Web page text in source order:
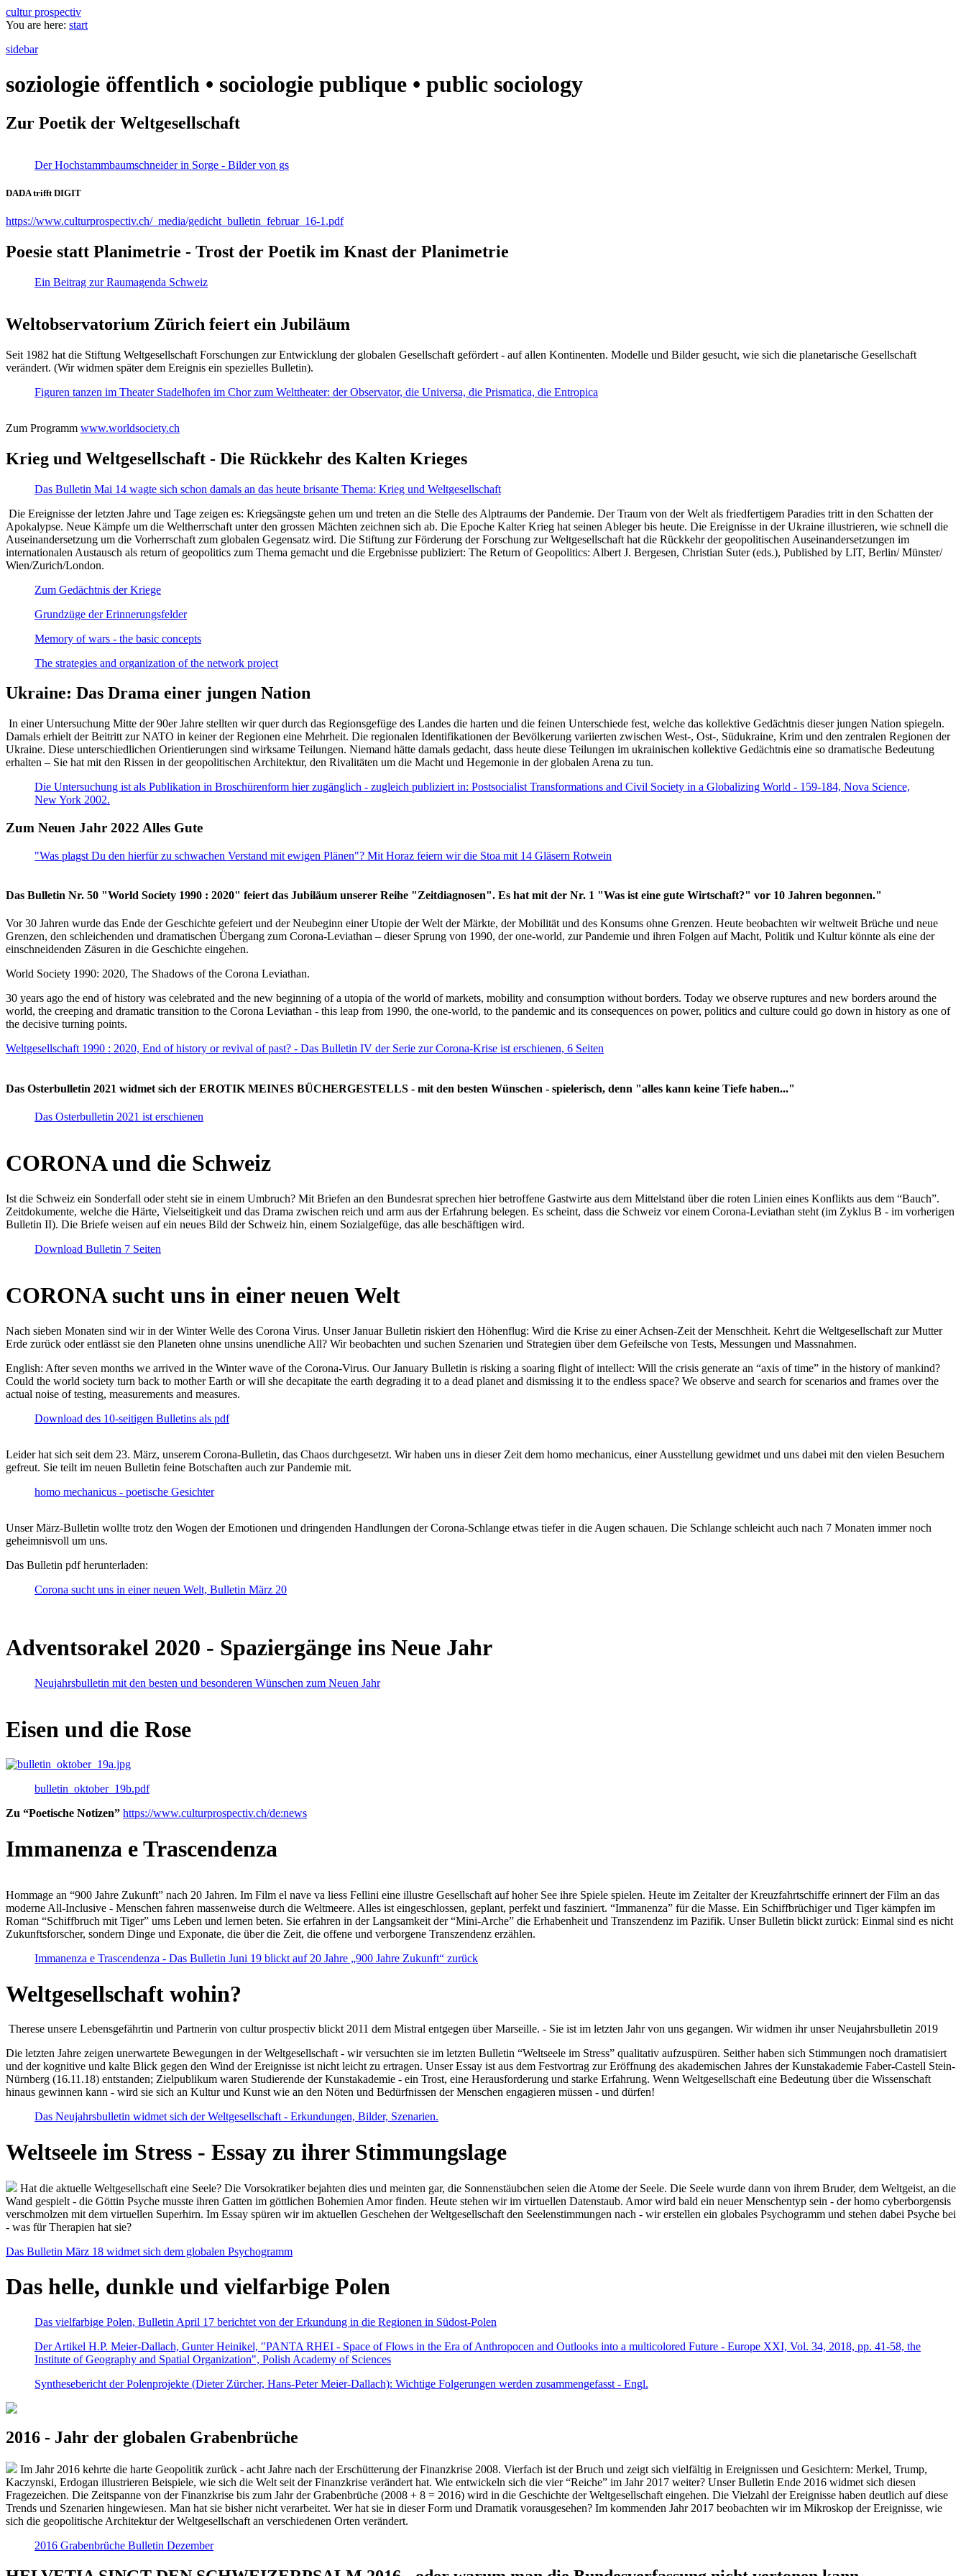
cultur prospectiv
You are here: start
sidebar
soziologie öffentlich • sociologie publique • public sociology
Zur Poetik der Weltgesellschaft
Der Hochstammbaumschneider in Sorge - Bilder von gs
DADA trifft DIGIT
https://www.culturprospectiv.ch/_media/gedicht_bulletin_februar_16-1.pdf
Poesie statt Planimetrie - Trost der Poetik im Knast der Planimetrie
Ein Beitrag zur Raumagenda Schweiz
Weltobservatorium Zürich feiert ein Jubiläum
Seit 1982 hat die Stiftung Weltgesellschaft Forschungen zur Entwicklung der globalen Gesellschaft gefördert - auf allen Kontinenten. Modelle und Bilder gesucht, wie sich die planetarische Gesellschaft
verändert. (Wir widmen später dem Ereignis ein spezielles Bulletin).
Figuren tanzen im Theater Stadelhofen im Chor zum Welttheater: der Observator, die Universa, die Prismatica, die Entropica
Zum Programm www.worldsociety.ch
Krieg und Weltgesellschaft - Die Rückkehr des Kalten Krieges
Das Bulletin Mai 14 wagte sich schon damals an das heute brisante Thema: Krieg und Weltgesellschaft
Die Ereignisse der letzten Jahre und Tage zeigen es: Kriegsängste gehen um und treten an die Stelle des Alptraums der Pandemie. Der Traum von der Welt als friedfertigem Paradies tritt in den Schatten der
Apokalypse. Neue Kämpfe um die Weltherrschaft unter den grossen Mächten zeichnen sich ab. Die Epoche Kalter Krieg hat seinen Ableger bis heute. Die Ereignisse in der Ukraine illustrieren, wie schnell die
Auseinandersetzung um die Vorherrschaft zum globalen Gegensatz wird. Die Stiftung zur Förderung der Forschung zur Weltgesellschaft hat die Rückkehr der geopolitischen Auseinandersetzungen im
internationalen Austausch als return of geopolitics zum Thema gemacht und die Ergebnisse publiziert: The Return of Geopolitics: Albert J. Bergesen, Christian Suter (eds.), Published by LIT, Berlin/ Münster/
Wien/Zurich/London.
Zum Gedächtnis der Kriege
Grundzüge der Erinnerungsfelder
Memory of wars - the basic concepts
The strategies and organization of the network project
Ukraine: Das Drama einer jungen Nation
In einer Untersuchung Mitte der 90er Jahre stellten wir quer durch das Regionsgefüge des Landes die harten und die feinen Unterschiede fest, welche das kollektive Gedächtnis dieser jungen Nation spiegeln.
Damals erhielt der Beitritt zur NATO in keiner der Regionen eine Mehrheit. Die regionalen Identifikationen der Bevölkerung variierten zwischen West-, Ost-, Südukraine, Krim und den zentralen Regionen der
Ukraine. Diese unterschiedlichen Orientierungen sind wirksame Teilungen. Niemand hätte damals gedacht, dass heute diese Teilungen im ukrainischen kollektive Gedächtnis eine so dramatische Bedeutung
erhalten – Sie hat mit den Rissen in der geopolitischen Architektur, den Rivalitäten um die Macht und Hegemonie in der globalen Arena zu tun.
Die Untersuchung ist als Publikation in Broschürenform hier zugänglich - zugleich publiziert in: Postsocialist Transformations and Civil Society in a Globalizing World - 159-184, Nova Science,
New York 2002.
Zum Neuen Jahr 2022 Alles Gute
"Was plagst Du den hierfür zu schwachen Verstand mit ewigen Plänen"? Mit Horaz feiern wir die Stoa mit 14 Gläsern Rotwein
Das Bulletin Nr. 50 "World Society 1990 : 2020" feiert das Jubiläum unserer Reihe "Zeitdiagnosen". Es hat mit der Nr. 1 "Was ist eine gute Wirtschaft?" vor 10 Jahren begonnen."
Vor 30 Jahren wurde das Ende der Geschichte gefeiert und der Neubeginn einer Utopie der Welt der Märkte, der Mobilität und des Konsums ohne Grenzen. Heute beobachten wir weltweit Brüche und neue
Grenzen, den schleichenden und dramatischen Übergang zum Corona-Leviathan – dieser Sprung von 1990, der one-world, zur Pandemie und ihren Folgen auf Macht, Politik und Kultur könnte als eine der
einschneidenden Zäsuren in die Geschichte eingehen.
World Society 1990: 2020, The Shadows of the Corona Leviathan.
30 years ago the end of history was celebrated and the new beginning of a utopia of the world of markets, mobility and consumption without borders. Today we observe ruptures and new borders around the
world, the creeping and dramatic transition to the Corona Leviathan - this leap from 1990, the one-world, to the pandemic and its consequences on power, politics and culture could go down in history as one of
the decisive turning points.
Weltgesellschaft 1990 : 2020, End of history or revival of past? - Das Bulletin IV der Serie zur Corona-Krise ist erschienen, 6 Seiten
Das Osterbulletin 2021 widmet sich der EROTIK MEINES BÜCHERGESTELLS - mit den besten Wünschen - spielerisch, denn "alles kann keine Tiefe haben..."
Das Osterbulletin 2021 ist erschienen
CORONA und die Schweiz
Ist die Schweiz ein Sonderfall oder steht sie in einem Umbruch? Mit Briefen an den Bundesrat sprechen hier betroffene Gastwirte aus dem Mittelstand über die roten Linien eines Konflikts aus dem “Bauch”.
Zeitdokumente, welche die Härte, Vielseitigkeit und das Drama zwischen reich und arm aus der Erfahrung belegen. Es scheint, dass die Schweiz vor einem Corona-Leviathan steht (im Zyklus B - im vorherigen
Bulletin II). Die Briefe weisen auf ein neues Bild der Schweiz hin, einem Sozialgefüge, das alle beschäftigen wird.
Download Bulletin 7 Seiten
CORONA sucht uns in einer neuen Welt
Nach sieben Monaten sind wir in der Winter Welle des Corona Virus. Unser Januar Bulletin riskiert den Höhenflug: Wird die Krise zu einer Achsen-Zeit der Menschheit. Kehrt die Weltgesellschaft zur Mutter
Erde zurück oder entlässt sie den Planeten ohne unsins unendliche All? Wir beobachten und suchen Szenarien und Strategien über dem Gefeilsche von Tests, Messungen und Massnahmen.
English: After seven months we arrived in the Winter wave of the Corona-Virus. Our January Bulletin is risking a soaring flight of intellect: Will the crisis generate an “axis of time” in the history of mankind?
Could the world society turn back to mother Earth or will she decapitate the earth degrading it to a dead planet and dismissing it to the endless space? We observe and search for scenarios and frames over the
actual noise of testing, measurements and measures.
Download des 10-seitigen Bulletins als pdf
Leider hat sich seit dem 23. März, unserem Corona-Bulletin, das Chaos durchgesetzt. Wir haben uns in dieser Zeit dem homo mechanicus, einer Ausstellung gewidmet und uns dabei mit den vielen Besuchern
gefreut. Sie teilt im neuen Bulletin feine Botschaften auch zur Pandemie mit.
homo mechanicus - poetische Gesichter
Unser März-Bulletin wollte trotz den Wogen der Emotionen und dringenden Handlungen der Corona-Schlange etwas tiefer in die Augen schauen. Die Schlange schleicht auch nach 7 Monaten immer noch
geheimnisvoll um uns.
Das Bulletin pdf herunterladen:
Corona sucht uns in einer neuen Welt, Bulletin März 20
Adventsorakel 2020 - Spaziergänge ins Neue Jahr
Neujahrsbulletin mit den besten und besonderen Wünschen zum Neuen Jahr
Eisen und die Rose
bulletin_oktober_19b.pdf
Zu “Poetische Notizen” https://www.culturprospectiv.ch/de:news
Immanenza e Trascendenza
Hommage an “900 Jahre Zukunft” nach 20 Jahren. Im Film el nave va liess Fellini eine illustre Gesellschaft auf hoher See ihre Spiele spielen. Heute im Zeitalter der Kreuzfahrtschiffe erinnert der Film an das
moderne All-Inclusive - Menschen fahren massenweise durch die Weltmeere. Alles ist eingeschlossen, geplant, perfekt und fasziniert. “Immanenza” für die Masse. Ein Schiffbrüchiger und Tiger kämpfen im
Roman “Schiffbruch mit Tiger” ums Leben und lernen beten. Sie erfahren in der Langsamkeit der “Mini-Arche” die Erhabenheit und Transzendenz im Pazifik. Unser Bulletin blickt zurück: Einmal sind es nicht
Zukunftsforscher, sondern Dinge und Exponate, die über die Zeit, die offene und verborgene Transzendenz erzählen.
Immanenza e Trascendenza - Das Bulletin Juni 19 blickt auf 20 Jahre „900 Jahre Zukunft“ zurück
Weltgesellschaft wohin?
Therese unsere Lebensgefährtin und Partnerin von cultur prospectiv blickt 2011 dem Mistral entgegen über Marseille. - Sie ist im letzten Jahr von uns gegangen. Wir widmen ihr unser Neujahrsbulletin 2019
Die letzten Jahre zeigen unerwartete Bewegungen in der Weltgesellschaft - wir versuchten sie im letzten Bulletin “Weltseele im Stress” qualitativ aufzuspüren. Seither haben sich Stimmungen noch dramatisiert
und der kognitive und kalte Blick gegen den Wind der Ereignisse ist nicht leicht zu ertragen. Unser Essay ist aus dem Festvortrag zur Eröffnung des akademischen Jahres der Kunstakademie Faber-Castell Stein-
Nürnberg (16.11.18) entstanden; Zielpublikum waren Studierende der Kunstakademie - ein Trost, eine Herausforderung und starke Erfahrung. Wenn Weltgesellschaft eine Bedeutung über die Wissenschaft
hinaus gewinnen kann - wird sie sich an Kultur und Kunst wie an den Nöten und Bedürfnissen der Menschen engagieren müssen - und dürfen!
Das Neujahrsbulletin widmet sich der Weltgesellschaft - Erkundungen, Bilder, Szenarien.
Weltseele im Stress - Essay zu ihrer Stimmungslage
Hat die aktuelle Weltgesellschaft eine Seele? Die Vorsokratiker bejahten dies und meinten gar, die Sonnenstäubchen seien die Atome der Seele. Die Seele wurde dann von ihrem Bruder, dem Weltgeist, an die
Wand gespielt - die Göttin Psyche musste ihren Gatten im göttlichen Bohemien Amor finden. Heute stehen wir im virtuellen Datenstaub. Amor wird bald ein neuer Menschentyp sein - der homo cyberborgensis
verschmolzen mit dem virtuellen Superhirn. Im Essay spüren wir im aktuellen Geschehen der Weltgesellschaft den Seelenstimmungen nach - wir erstellen ein globales Psychogramm und stehen dabei Psyche bei
- was für Therapien hat sie?
Das Bulletin März 18 widmet sich dem globalen Psychogramm
Das helle, dunkle und vielfarbige Polen
Das vielfarbige Polen, Bulletin April 17 berichtet von der Erkundung in die Regionen in Südost-Polen
Der Artikel H.P. Meier-Dallach, Gunter Heinikel, "PANTA RHEI - Space of Flows in the Era of Anthropocen and Outlooks into a multicolored Future - Europe XXI, Vol. 34, 2018, pp. 41-58, the
Institute of Geography and Spatial Organization", Polish Academy of Sciences
Synthesebericht der Polenprojekte (Dieter Zürcher, Hans-Peter Meier-Dallach): Wichtige Folgerungen werden zusammengefasst - Engl.
2016 - Jahr der globalen Grabenbrüche
Im Jahr 2016 kehrte die harte Geopolitik zurück - acht Jahre nach der Erschütterung der Finanzkrise 2008. Vierfach ist der Bruch und zeigt sich vielfältig in Ereignissen und Gesichtern: Merkel, Trump,
Kaczynski, Erdogan illustrieren Beispiele, wie sich die Welt seit der Finanzkrise verändert hat. Wie entwickeln sich die vier “Reiche” im Jahr 2017 weiter? Unser Bulletin Ende 2016 widmet sich diesen
Fragezeichen. Die Zeitspanne von der Finanzkrise bis zum Jahr der Grabenbrüche (2008 + 8 = 2016) wird in die Geschichte der Weltgesellschaft eingehen. Die Vielzahl der Ereignisse haben deutlich auf diese
Trends und Szenarien hingewiesen. Man hat sie bisher nicht verarbeitet. Wer hat sie in dieser Form und Dramatik vorausgesehen? Im kommenden Jahr 2017 beobachten wir im Mikroskop der Ereignisse, wie
sich die geopolitische Architektur der Weltgesellschaft an verschiedenen Orten verändert.
2016 Grabenbrüche Bulletin Dezember